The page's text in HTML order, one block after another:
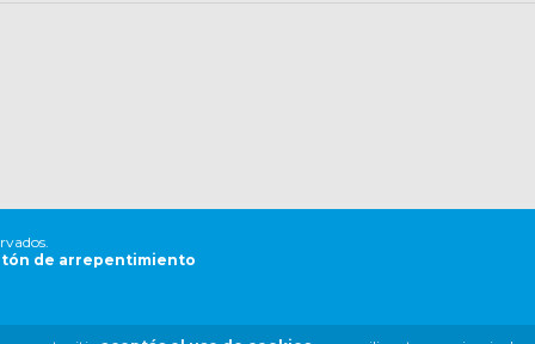
de arrepentimiento